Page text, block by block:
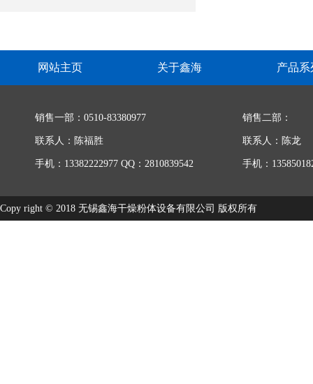
网站主页 关于鑫海 产品系
销售一部：0510-83380977
联系人：陈福胜
手机：13382222977 QQ：2810839542
销售二部：
联系人：陈龙
手机：
Copy right © 2018 无锡鑫海干燥粉体设备有限公司 版权所有